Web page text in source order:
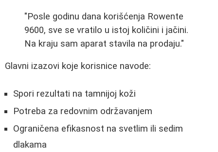
"Posle godinu dana korišćenja Rowente
9600, sve se vratilo u istoj količini i jačini.
Na kraju sam aparat stavila na prodaju."
Glavni izazovi koje korisnice navode:
Spori rezultati na tamnijoj koži
Potreba za redovnim održavanjem
Ograničena efikasnost na svetlim ili sedim
dlakama